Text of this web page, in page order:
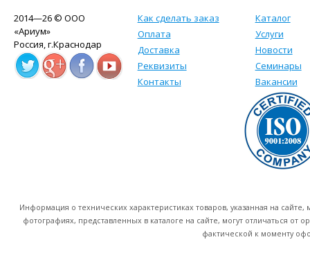
2014—26 © ООО
«Ариум»
Россия, г.Краснодар
Как сделать заказ
Оплата
Доставка
Реквизиты
Контакты
Каталог
Услуги
Новости
Семинары
Вакансии
Информация о технических характеристиках товаров, указанная на
фотографиях, представленных в каталоге на сайте, могут отличаться от
фактической к моменту